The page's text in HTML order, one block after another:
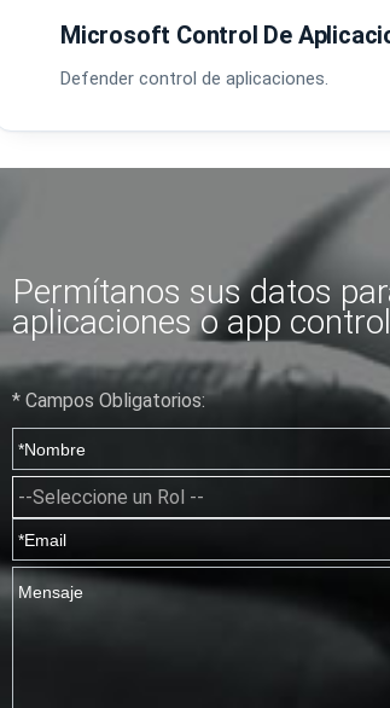
Microsoft Control De
Defender control de aplicaciones.
Permítanos sus datos
aplicaciones o app
* Campos Obligatorios: